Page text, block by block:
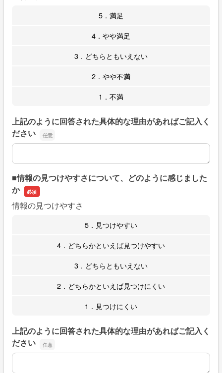
5．満足
4．やや満足
3．どちらともいえない
2．やや不満
1．不満
上記のように回答された具体的な理由があればご記入く
ださい
上記のように回答された具体的な理由があればご記入くだ
■情報の見つけやすさについて、どのように感じました
か
情報の見つけやすさ
5．見つけやすい
4．どちらかといえば見つけやすい
3．どちらともいえない
2．どちらかといえば見つけにくい
1．見つけにくい
上記のように回答された具体的な理由があればご記入く
ださい
上記のように回答された具体的な理由があればご記入くだ